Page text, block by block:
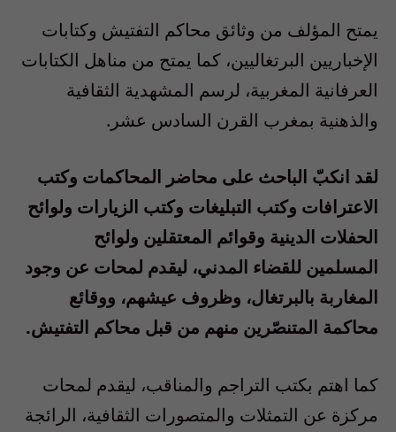
يمتح المؤلف من وثائق محاكم التفتيش وكتابات
الإخباريين البرتغاليين، كما يمتح من مناهل الكتابات
العرفانية المغربية، لرسم المشهدية الثقافية
والذهنية بمغرب القرن السادس عشر.
لقد انكبّ الباحث على محاضر المحاكمات وكتب
الاعترافات وكتب التبليغات وكتب الزيارات ولوائح
الحفلات الدينية وقوائم المعتقلين ولوائح
المسلمين للقضاء المدني، ليقدم لمحات عن وجود
المغاربة بالبرتغال، وظروف عيشهم، ووقائع
محاكمة المتنصّرين منهم من قبل محاكم التفتيش.
كما اهتم بكتب التراجم والمناقب، ليقدم لمحات
مركزة عن التمثلات والمتصورات الثقافية، الرائجة